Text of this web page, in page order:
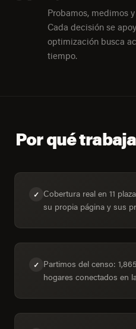
Probamos, medimos
Cada decisión se
optimización busca
tiempo.
Por qué
✓ Cobertura real en 11
su propia página y sus
✓ Partimos del censo:
hogares conectados en